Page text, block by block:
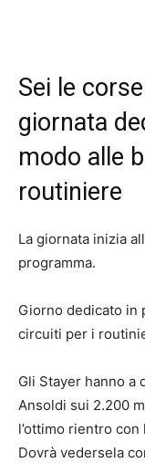
Sei le
giornata
modo alle
routiniere
La giornata inizia
programma.
Giorno dedicato in
circuiti per i
Gli Stayer hanno a
Ansoldi sui 2.200
l’ottimo rientro con
Dovrà vedersela